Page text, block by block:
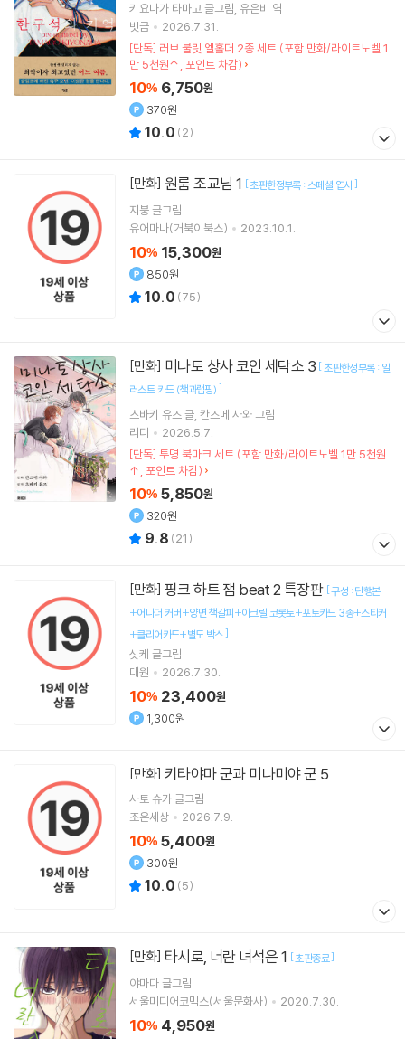
키요나가 타마고 글그림 유은비 역
빗금
2026.7.31.
[단독] 러브 불릿 엘홀더 2종 세트 (포함 만화/라이트노벨 1
만 5천원↑, 포인트 차감)
10% 6,750원
370원
10.0 (2)
[만화] 원룸 조교님 1 [초판한정부록 : 스페셜 엽서 ]
지붕글그림
유어마나(거북이북스)
2023.10.1.
10% 15,300원
850원
10.0 (75)
[만화] 미나토 상사 코인 세탁소 3 [초판한정부록 : 일
러스트 카드 (책과랩핑) ]
츠바키 유즈글 칸즈메 사와그림
리디
2026.5.7.
[단독] 투명 북마크 세트 (포함 만화/라이트노벨 1만 5천원
↑, 포인트 차감)
10% 5,850원
320원
9.8 (21)
[만화] 핑크 하트 잼 beat 2 특장판 [구성 : 단행본
+어나더 커버+양면 책갈피+아크릴 코롯토+포토카드 3종+스티커
+클리어카드+별도 박스]
싯케 글그림
대원
2026.7.30.
10% 23,400원
1,300원
[만화] 키타야마 군과 미나미야 군 5
사토 슈가글그림
조은세상
2026.7.9.
10% 5,400원
300원
10.0 (5)
[만화] 타시로, 너란 녀석은 1 [초판종료]
야마다글그림
서울미디어코믹스(서울문화사)
2020.7.30.
10% 4,950원